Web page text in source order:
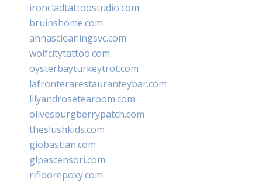
ironcladtattoostudio.com
bruinshome.com
annascleaningsvc.com
wolfcitytattoo.com
oysterbayturkeytrot.com
lafronterarestauranteybar.com
lilyandrosetearoom.com
olivesburgberrypatch.com
theslushkids.com
giobastian.com
glpascensori.com
rifloorepoxy.com